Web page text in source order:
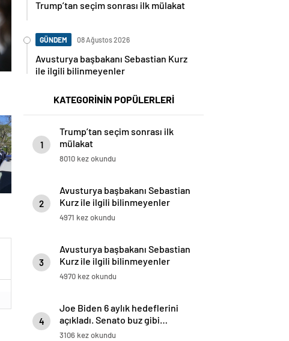
Trump’tan seçim sonrası ilk mülakat
GÜNDEM 08 Ağustos 2026
Avusturya başbakanı Sebastian Kurz
ile ilgili bilinmeyenler
KATEGORİNİN POPÜLERLERİ
1
Trump’tan seçim sonrası ilk
mülakat
8010 kez okundu
2
Avusturya başbakanı Sebastian
Kurz ile ilgili bilinmeyenler
4971 kez okundu
3
Avusturya başbakanı Sebastian
Kurz ile ilgili bilinmeyenler
4970 kez okundu
4
Joe Biden 6 aylık hedeflerini
açıkladı. Senato buz gibi…
3106 kez okundu